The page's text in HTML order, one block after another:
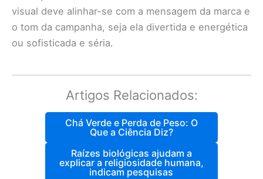
visual deve alinhar-se com a mensagem da marca e
o tom da campanha, seja ela divertida e energética
ou sofisticada e séria.
Artigos Relacionados:
Chá Verde e Perda de Peso: O
Que a Ciência Diz?
Raízes biológicas ajudam a
explicar a religiosidade humana,
indicam pesquisas